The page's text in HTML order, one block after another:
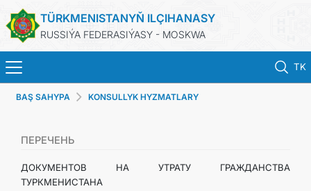
TÜRKMENISTANYŇ ILÇIHANASY
RUSSIÝA FEDERASIÝASY - MOSKWA
TK
BAŞ SAHYPA
BAŞ SAHYPA KONSULLYK HYZMATLARY
ПЕРЕЧЕНЬ
ДОКУМЕНТОВ НА УТРАТУ ГРАЖДАНСТВА
ТУРКМЕНИСТАНА